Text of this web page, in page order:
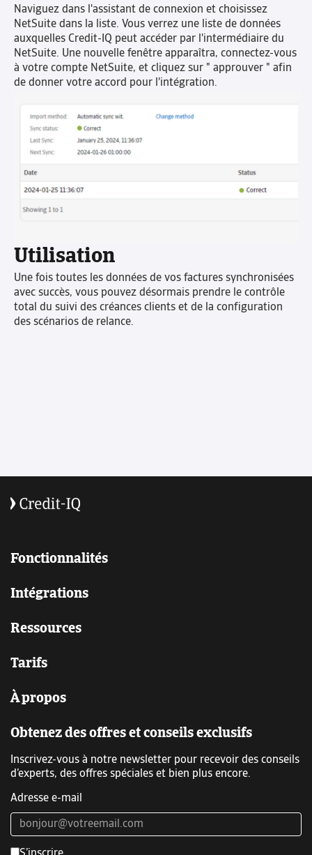
Naviguez dans l'assistant de connexion et choisissez
NetSuite dans la liste. Vous verrez une liste de données
auxquelles Credit-IQ peut accéder par l'intermédiaire du
NetSuite. Une nouvelle fenêtre apparaîtra, connectez-vous
à votre compte NetSuite, et cliquez sur " approuver " afin
de donner votre accord pour l'intégration.
Utilisation
Une fois toutes les données de vos factures synchronisées
avec succès, vous pouvez désormais prendre le contrôle
total du suivi des créances clients et de la configuration
des scénarios de relance.
Fonctionnalités
Intégrations
Ressources
Tarifs
À propos
Obtenez des offres et conseils exclusifs
Inscrivez-vous à notre newsletter pour recevoir des conseils
d’experts, des offres spéciales et bien plus encore.
Adresse e-mail